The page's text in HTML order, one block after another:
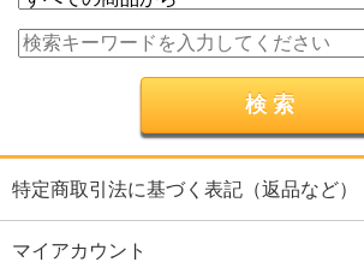
特定商取引法に基づく表記（返品など）
マイアカウント